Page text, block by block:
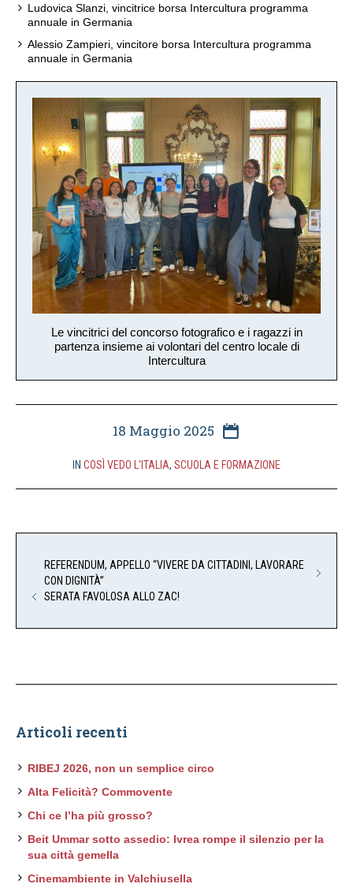
Ludovica Slanzi, vincitrice borsa Intercultura programma
annuale in Germania
Alessio Zampieri, vincitore borsa Intercultura programma
annuale in Germania
Le vincitrici del concorso fotografico e i ragazzi in
partenza insieme ai volontari del centro locale di
Intercultura
18 Maggio 2025
IN COSÌ VEDO L'ITALIA, SCUOLA E FORMAZIONE
REFERENDUM, APPELLO “VIVERE DA CITTADINI, LAVORARE
CON DIGNITÀ”
SERATA FAVOLOSA ALLO ZAC!
Articoli recenti
RIBEJ 2026, non un semplice circo
Alta Felicità? Commovente
Chi ce l’ha più grosso?
Beit Ummar sotto assedio: Ivrea rompe il silenzio per la
sua città gemella
Cinemambiente in Valchiusella